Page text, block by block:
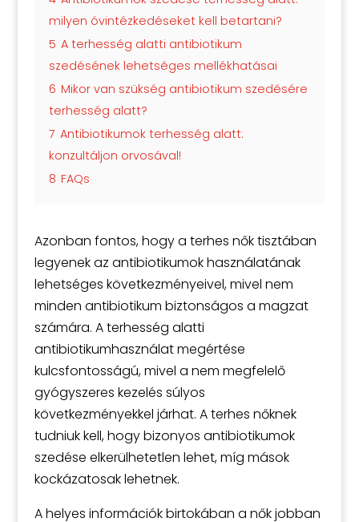
milyen óvintézkedéseket kell betartani?
5 A terhesség alatti antibiotikum
szedésének lehetséges mellékhatásai
6 Mikor van szükség antibiotikum szedésére
terhesség alatt?
7 Antibiotikumok terhesség alatt:
konzultáljon orvosával!
8 FAQs
Azonban fontos, hogy a terhes nők tisztában
legyenek az antibiotikumok használatának
lehetséges következményeivel, mivel nem
minden antibiotikum biztonságos a magzat
számára. A terhesség alatti
antibiotikumhasználat megértése
kulcsfontosságú, mivel a nem megfelelő
gyógyszeres kezelés súlyos
következményekkel járhat. A terhes nőknek
tudniuk kell, hogy bizonyos antibiotikumok
szedése elkerülhetetlen lehet, míg mások
kockázatosak lehetnek.
A helyes információk birtokában a nők jobban